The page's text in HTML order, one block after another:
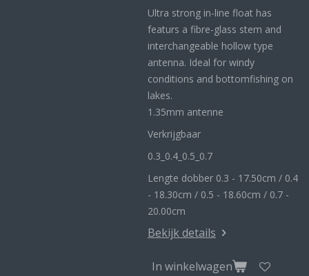
Ultra strong in-line float has
featurs a fibre-glass stem and
interchangeable hollow type
antenna. Ideal for windy
conditions and bottomfishing on
lakes.
1.35mm antenne
Verkrijgbaar
0.3_ 0.4_ 0.5_0.7
Lengte dobber 0.3 - 17.50cm / 0.4
- 18.30cm / 0.5 - 18.60cm / 0.7 -
20.00cm
Bekijk details
In winkelwagen